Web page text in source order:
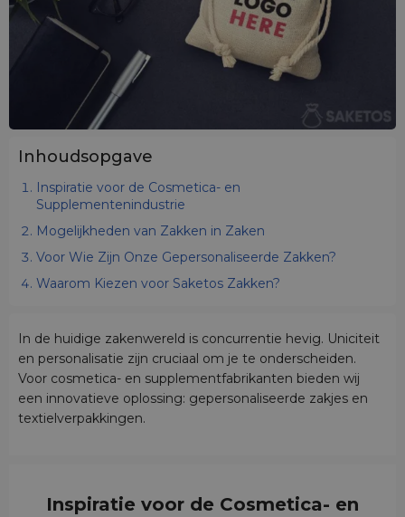
Inhoudsopgave
Inspiratie voor de Cosmetica- en
Supplementenindustrie
Mogelijkheden van Zakken in Zaken
Voor Wie Zijn Onze Gepersonaliseerde Zakken?
Waarom Kiezen voor Saketos Zakken?
In de huidige zakenwereld is concurrentie hevig. Uniciteit
en personalisatie zijn cruciaal om je te onderscheiden.
Voor cosmetica- en supplementfabrikanten bieden wij
een innovatieve oplossing: gepersonaliseerde zakjes en
textielverpakkingen.
Inspiratie voor de Cosmetica- en